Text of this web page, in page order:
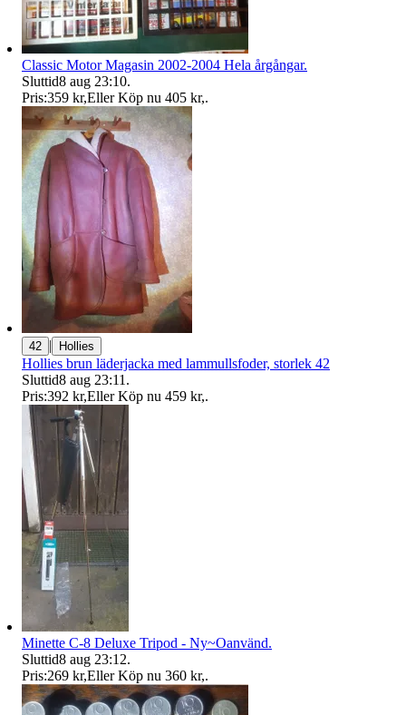
Classic Motor Magasin 2002-2004 Hela årgångar.
Sluttid8 aug 23:10.
Pris:359 kr,Eller Köp nu 405 kr,.
42 | Hollies
Hollies brun läderjacka med lammullsfoder, storlek 42
Sluttid8 aug 23:11 .
Pris:392 kr,Eller Köp nu 459 kr,.
Minette C-8 Deluxe Tripod - Ny~Oanvänd.
Sluttid8 aug 23:12.
Pris:269 kr,Eller Köp nu 360 kr,.